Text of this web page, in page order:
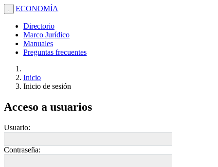
. ECONOMÍA
Directorio
Marco Jurídico
Manuales
Preguntas frecuentes
Inicio
Inicio de sesión
Acceso a usuarios
Usuario:
Contraseña: